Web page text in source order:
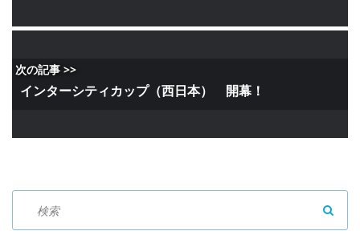
次の記事 >>
インターシティカップ（西日本） 開幕！